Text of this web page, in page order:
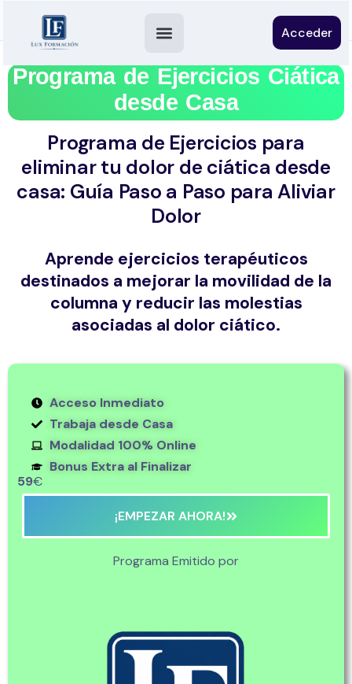
Acceder
Programa de Ejercicios Ciática
desde Casa
Programa de Ejercicios para
eliminar tu dolor de ciática desde
casa: Guía Paso a Paso para Aliviar
Dolor
Aprende ejercicios terapéuticos
destinados a mejorar la movilidad de la
columna y reducir las molestias
asociadas al dolor ciático.
Acceso Inmediato
Trabaja desde Casa
Modalidad 100% Online
Bonus Extra al Finalizar
59€
¡EMPEZAR AHORA!
Programa Emitido por